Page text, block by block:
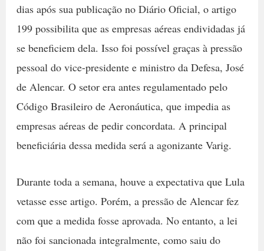
dias após sua publicação no Diário Oficial, o artigo
199 possibilita que as empresas aéreas endividadas já
se beneficiem dela. Isso foi possível graças à pressão
pessoal do vice-presidente e ministro da Defesa, José
de Alencar. O setor era antes regulamentado pelo
Código Brasileiro de Aeronáutica, que impedia as
empresas aéreas de pedir concordata. A principal
beneficiária dessa medida será a agonizante Varig.
Durante toda a semana, houve a expectativa que Lula
vetasse esse artigo. Porém, a pressão de Alencar fez
com que a medida fosse aprovada. No entanto, a lei
não foi sancionada integralmente, como saiu do